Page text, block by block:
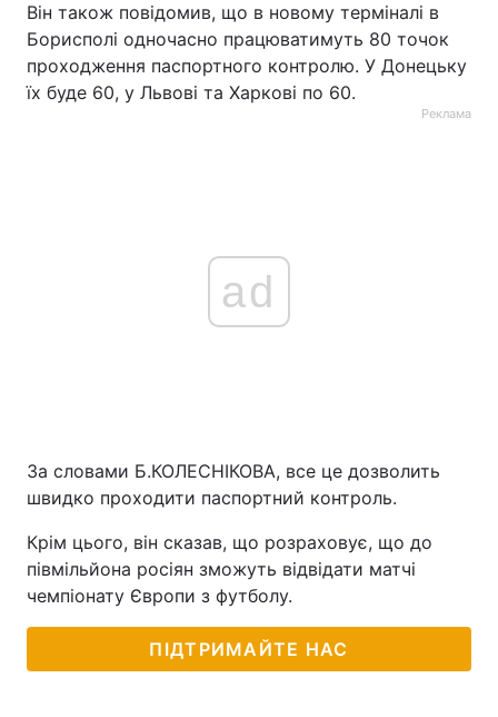
Він також повідомив, що в новому терміналі в
Борисполі одночасно працюватимуть 80 точок
проходження паспортного контролю. У Донецьку
їх буде 60, у Львові та Харкові по 60.
Реклама
ad
За словами Б.КОЛЕСНІКОВА, все це дозволить
швидко проходити паспортний контроль.
Крім цього, він сказав, що розраховує, що до
півмільйона росіян зможуть відвідати матчі
чемпіонату Європи з футболу.
ПІДТРИМАЙТЕ НАС